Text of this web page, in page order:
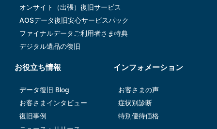
オンサイト（出張）復旧サービス
AOSデータ復旧安⼼サービスパック
ファイナルデータご利⽤者さま特典
デジタル遺品の復旧
お役立ち情報
データ復旧 Blog
お客さまインタビュー
復旧事例
インフォメーション
お客さまの声
症状別診断
特別優待価格